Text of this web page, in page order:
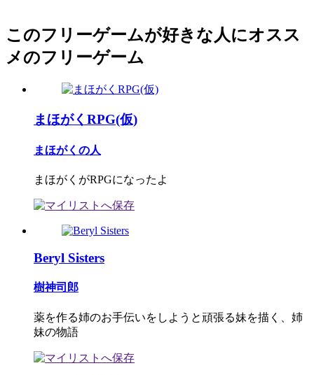
このフリーゲームが好きな人にオスス
メのフリーゲーム
まほがくRPG(仮)
まほがくの人
まほがくがRPGになったよ
Beryl Sisters
樹神司郎
薬を作る姉のお手伝いをしようと頑張る妹を描く、姉
妹の物語